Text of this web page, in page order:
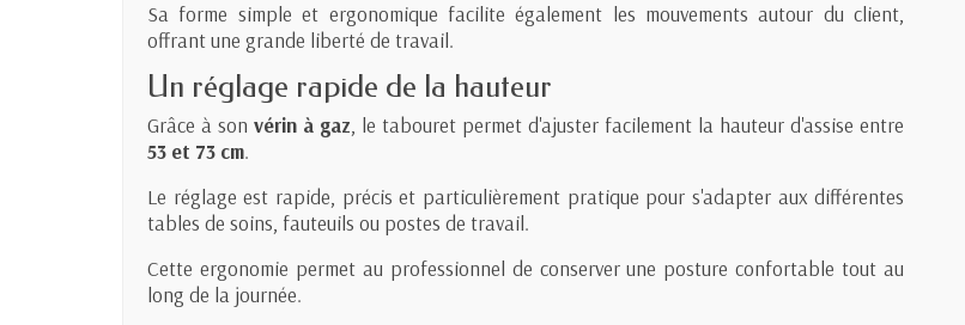
Sa forme simple et ergonomique facilite également les mouvements autour du client,
offrant une grande liberté de travail.
Un réglage rapide de la hauteur
Grâce à sonvérin à gaz, le tabouret permet d'ajuster facilement la hauteur d'assise entre
53 et 73 cm.
Le réglage est rapide, précis et particulièrement pratique pour s'adapter aux différentes
tables de soins, fauteuils ou postes de travail.
Cette ergonomie permet au professionnel de conserver une posture confortable tout au
long de la journée.